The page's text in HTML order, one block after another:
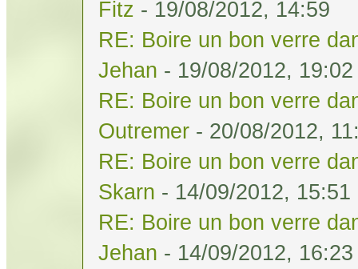
Fitz - 19/08/2012, 14:59
RE: Boire un bon verre
Jehan - 19/08/2012, 19:02
RE: Boire un bon verre
Outremer - 20/08/2012,
RE: Boire un bon verre
Skarn - 14/09/2012, 15:51
RE: Boire un bon verre
Jehan - 14/09/2012, 16:23